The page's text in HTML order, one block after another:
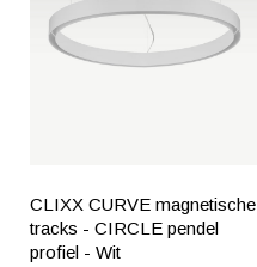
CLIXX CURVE magnetische
tracks - CIRCLE pendel
profiel - Wit